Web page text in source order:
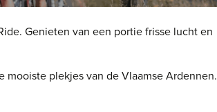
Genieten van een portie frisse lucht en
plekjes van de Vlaamse Ardennen.